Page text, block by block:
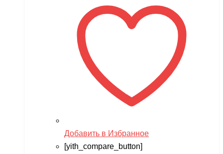
Добавить в Избранное
[yith_compare_button]